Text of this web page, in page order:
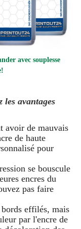
avec souplesse
les avantages
avoir de mauvais
de haute
pour
se bouscule
encres du
pas faire
effilés, mais
par l'encre de